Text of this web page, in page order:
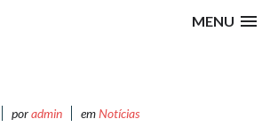
MENU
poradmin emNotícias